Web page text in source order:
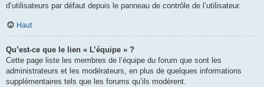
d’utilisateurs par défaut depuis le panneau de contrôle de l’utilisateur.
Haut
Qu’est-ce que le lien « L’équipe » ?
Cette page liste les membres de l’équipe du forum que sont les
administrateurs et les modérateurs, en plus de quelques informations
supplémentaires tels que les forums qu’ils modèrent.